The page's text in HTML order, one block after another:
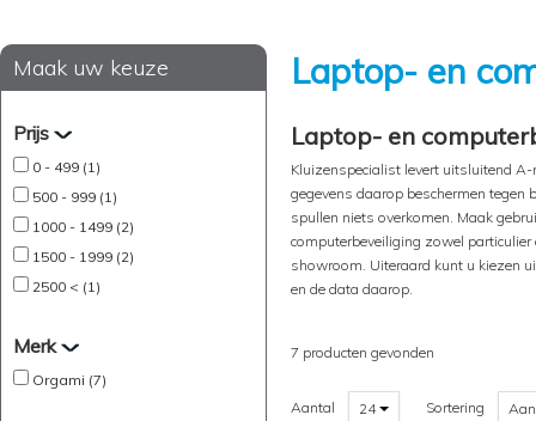
Maak uw keuze
Prijs
0 - 499 (1)
500 - 999 (1)
1000 - 1499 (2)
1500 - 1999 (2)
2500 < (1)
Merk
Orgami (7)
Laptop- en
Laptop- en
Kluizenspecialist levert uitsluitend
gegevens daarop beschermen
spullen niets overkomen. Maak
computerbeveiliging zowel
showroom. Uiteraard kunt u kiezen
en de data daarop.
7 producten gevonden
Aantal 24 Sortering